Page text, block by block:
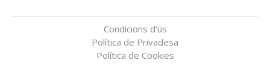
Condicions d'ús
Política de Privadesa
Política de Cookies